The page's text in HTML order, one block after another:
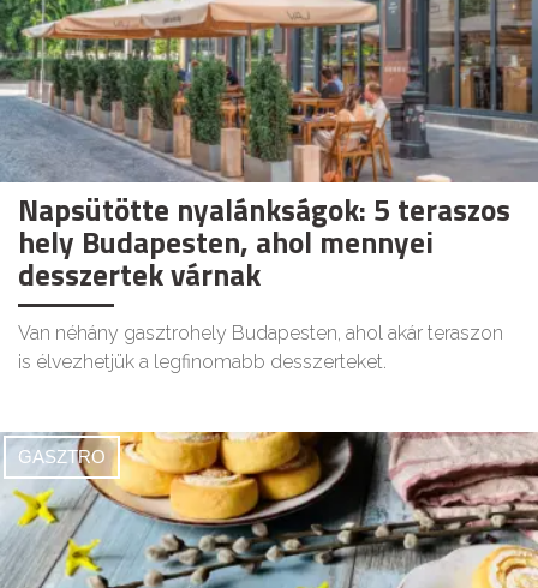
Napsütötte nyalánkságok: 5 teraszos
hely Budapesten, ahol mennyei
desszertek várnak
Van néhány gasztrohely Budapesten, ahol akár teraszon
is élvezhetjük a legfinomabb desszerteket.
GASZTRO